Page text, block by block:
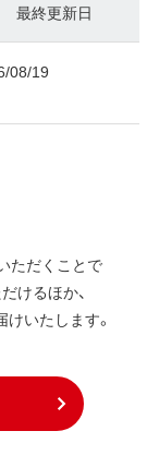
最終更新日
08/19
ただくことで
けるほか、
いたします。